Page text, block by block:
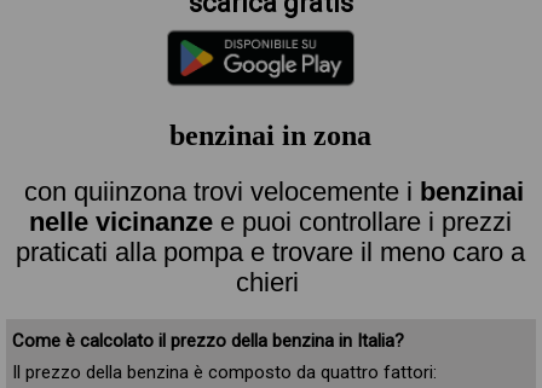
benzinai in zona
con quiinzona trovi velocemente i benzinai
nelle vicinanze e puoi controllare i prezzi
praticati alla pompa e trovare il meno caro a
chieri
Come è calcolato il prezzo della benzina in Italia?
Il prezzo della benzina è composto da quattro fattori: